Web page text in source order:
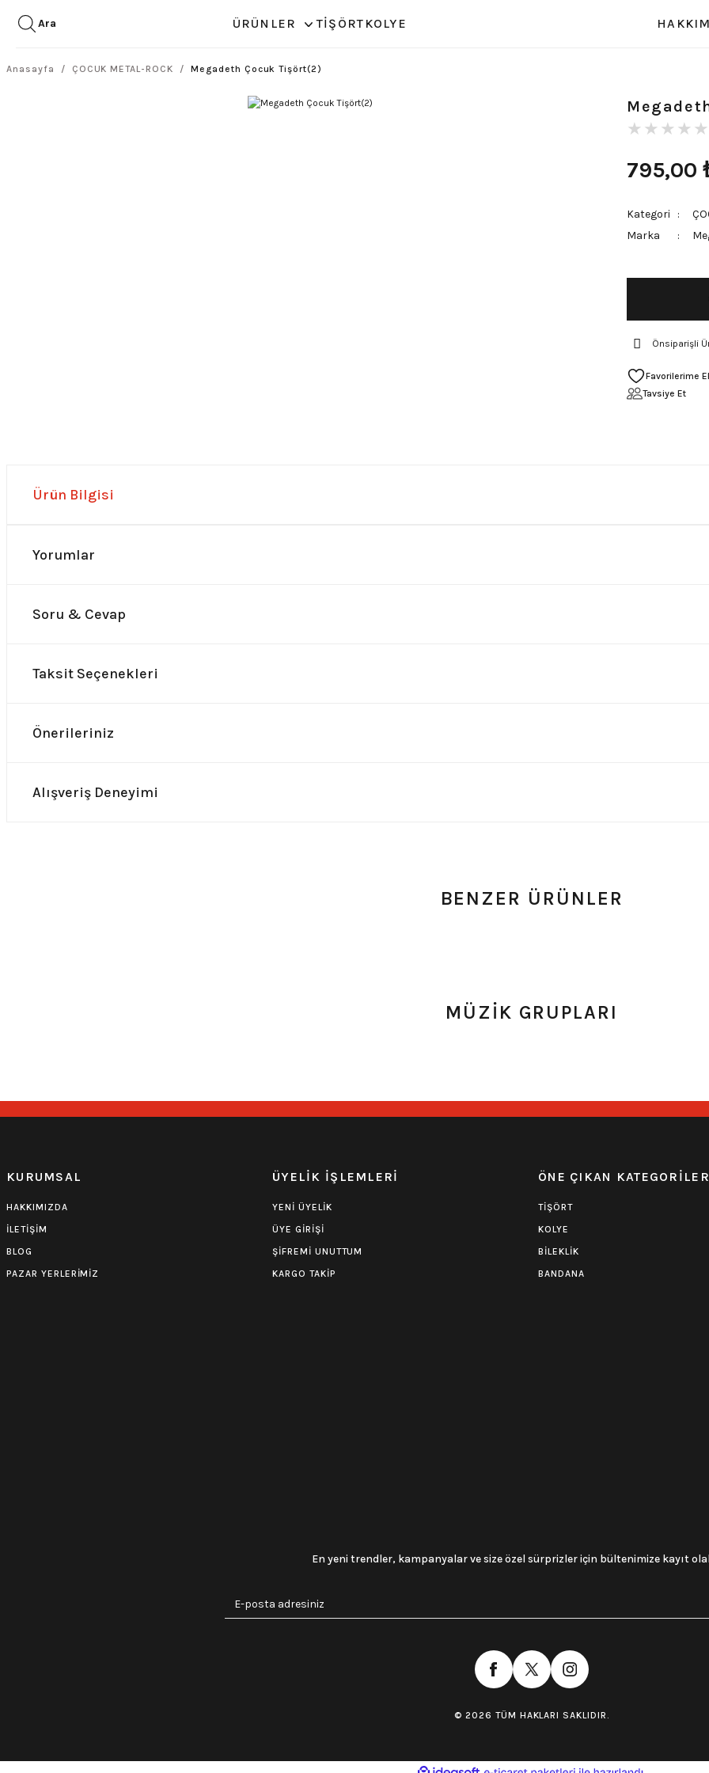
Ara ÜRÜNLER TİŞÖRT KOLYE
Anasayfa ÇOCUK METAL-ROCK Megadeth Çocuk Tişört(2)
795,00
Kategori
Marka
Önsiparişli
Tavsiye Et
Ürün Bilgisi
Yorumlar
Soru & Cevap
Taksit Seçenekleri
Önerileriniz
Alışveriş Deneyimi
BENZER ÜRÜNLER
0.0 Puan - Yorum
549,00
MÜZİK GRUPLARI
KURUMSAL
HAKKIMIZDA
İLETİŞİM
BLOG
PAZAR YERLERİMİZ
ÜYELİK İŞLEMLERİ
YENİ ÜYELİK
ÜYE GİRİŞİ
ŞİFREMİ UNUTTUM
KARGO TAKİP
ÖNE ÇIKAN KATEGORİLER
TİŞÖRT
KOLYE
BİLEKLİK
BANDANA
En yeni trendler, kampanyalar ve size özel sürprizler için bültenimize kayıt
© 2026 TÜM HAKLARI SAKLIDIR.